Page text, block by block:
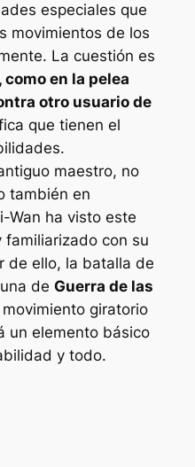
especiales que
movimientos de los
La cuestión es
en la pelea
otro usuario de
que tienen el
maestro, no
también en
Wan ha visto este
familiarizado con su
de ello, la batalla de
de Guerra de las
giratorio
un elemento básico
y todo.